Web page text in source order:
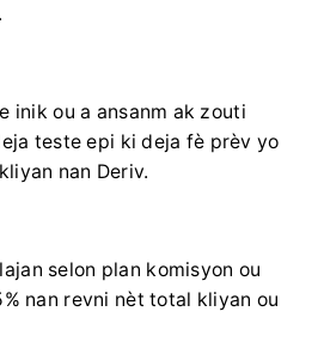
inik ou a ansanm ak zouti
teste epi ki deja fè prèv yo
nan Deriv.
selon plan komisyon ou
nan revni nèt total kliyan ou